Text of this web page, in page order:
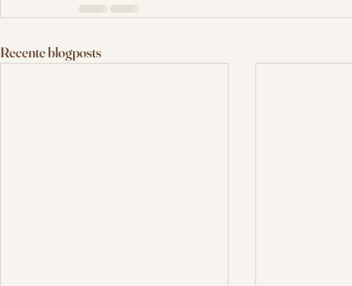
Recente blogposts